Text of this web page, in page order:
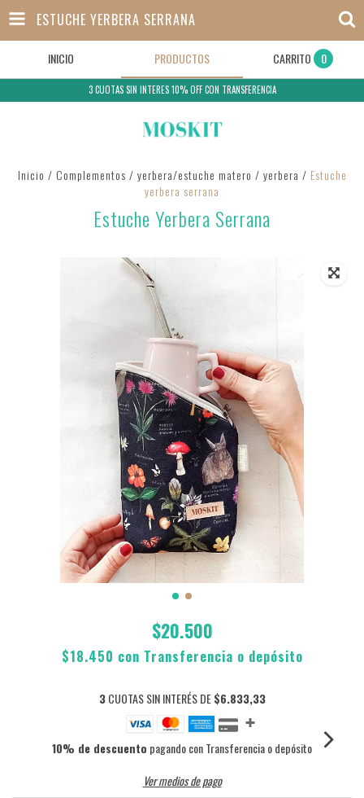
ESTUCHE YERBERA SERRANA
INICIO PRODUCTOS CARRITO 0
3 CUOTAS SIN INTERES 10% OFF CON TRANSFERENCIA
Inicio / Complementos / yerbera/estuche matero / yerbera / Estuche
yerbera serrana
Estuche Yerbera Serrana
$20.500
$18.450 con Transferencia o depósito
3CUOTAS SIN INTERÉS DE$6.833,33
10% de descuento pagando con Transferencia o depósito
Ver medios de pago